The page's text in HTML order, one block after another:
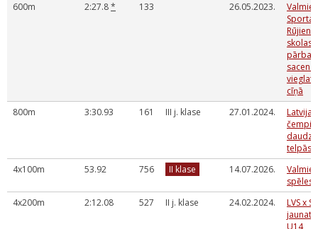
600m
2:27.8* 133 26.05.2023.
Sporta
skolas
cīņā
800m
3:30.93 161 III j. klase 27.01.2024.
Latvijas
telpās
4x100m
53.92 756 II klase 14.07.2026.
spēles
4x200m
2:12.08 527 II j. klase 24.02.2024.
LVS x
U14